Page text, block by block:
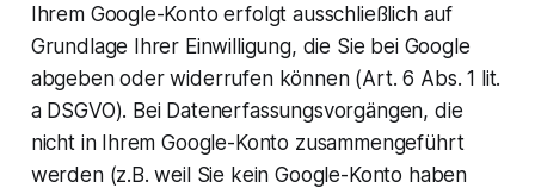
Ihrem Google-Konto erfolgt ausschließlich auf
Grundlage Ihrer Einwilligung, die Sie bei Google
abgeben oder widerrufen können (Art. 6 Abs. 1 lit.
a DSGVO). Bei Datenerfassungsvorgängen, die
nicht in Ihrem Google-Konto zusammengeführt
werden (z.B. weil Sie kein Google-Konto haben